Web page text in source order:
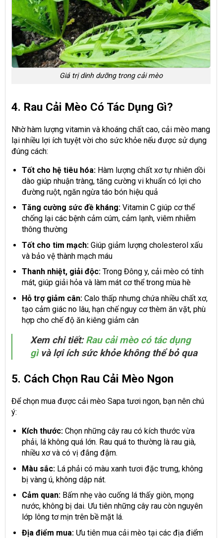
Giá trị dinh dưỡng trong cải mèo
4. Rau Cải Mèo Có Tác Dụng Gì?
Nhờ hàm lượng vitamin và khoáng chất cao, cải mèo mang
lại nhiều lợi ích tuyệt vời cho sức khỏe nếu được sử dụng
đúng cách:
Tốt cho hệ tiêu hóa:Hàm lượng chất xơ tự nhiên dồi
dào giúp nhuận tràng, tăng cường vi khuẩn có lợi cho
đường ruột, ngăn ngừa táo bón hiệu quả
Tăng cường sức đề kháng:Vitamin C giúp cơ thể
chống lại các bệnh cảm cúm, cảm lạnh, viêm nhiễm
thông thường
Tốt cho tim mạch:Giúp giảm lượng cholesterol xấu
và bảo vệ thành mạch máu
Thanh nhiệt, giải độc:Trong Đông y, cải mèo có tính
mát, giúp giải hỏa và làm mát cơ thể trong mùa hè
Hỗ trợ giảm cân:Calo thấp nhưng chứa nhiều chất xơ,
tạo cảm giác no lâu, hạn chế nguy cơ thèm ăn vặt, phù
hợp cho chế độ ăn kiêng giảm cân
Xem chi tiết:Rau cải mèo có tác dụng
gìvà lợi ích sức khỏe không thể bỏ qua
5. Cách Chọn Rau Cải Mèo Ngon
Để chọn mua được cải mèo Sapa tươi ngon, bạn nên chú
ý:
Kích thước:Chọn những cây rau có kích thước vừa
phải, lá không quá lớn. Rau quá to thường là rau già,
nhiều xơ và có vị đắng đậm.
Màu sắc:Lá phải có màu xanh tươi đặc trưng, không
bị vàng ú, không dập nát.
Cảm quan:Bấm nhẹ vào cuống lá thấy giòn, mọng
nước, không bị dai. Ưu tiên những cây rau còn nguyên
lớp lông tơ mịn trên bề mặt lá.
Địa điểm mua:Ưu tiên mua cải mèo tại các địa điểm